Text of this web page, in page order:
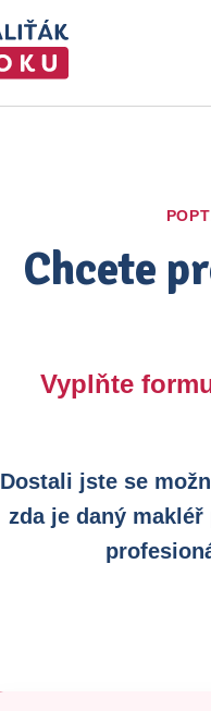
Chcete
Vyplňte
Dostali jste se
zda je daný